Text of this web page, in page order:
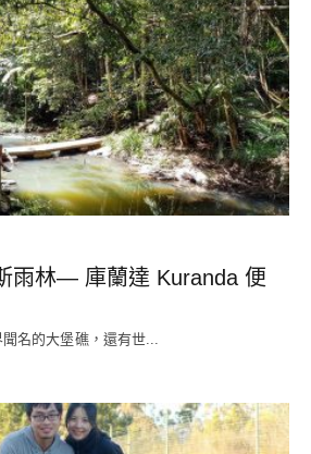
雨林— 庫蘭達 Kuranda 便
名的大堡礁，還有世...